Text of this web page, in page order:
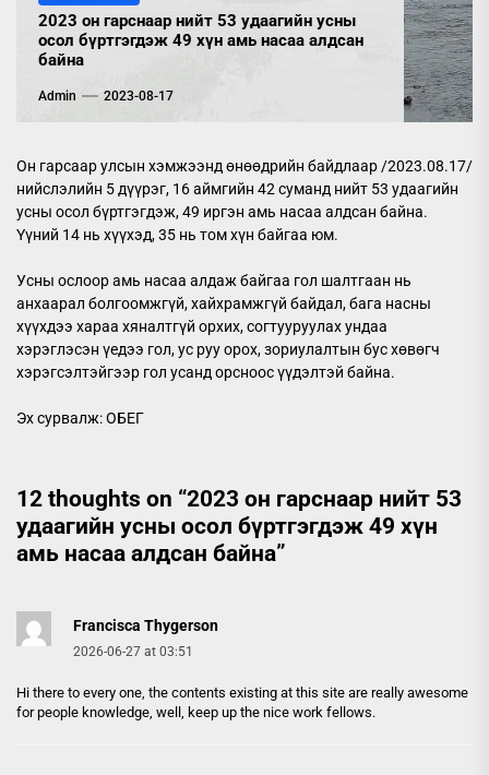
2023 он гарснаар нийт 53 удаагийн усны
осол бүртгэгдэж 49 хүн амь насаа алдсан
байна
Admin 2023-08-17
Он гарсаар улсын хэмжээнд өнөөдрийн байдлаар /2023.08.17/
нийслэлийн 5 дүүрэг, 16 аймгийн 42 суманд нийт 53 удаагийн
усны осол бүртгэгдэж, 49 иргэн амь насаа алдсан байна.
Үүний 14 нь хүүхэд, 35 нь том хүн байгаа юм.
Усны ослоор амь насаа алдаж байгаа гол шалтгаан нь
анхаарал болгоомжгүй, хайхрамжгүй байдал, бага насны
хүүхдээ хараа хяналтгүй орхих, согтууруулах ундаа
хэрэглэсэн үедээ гол, ус руу орох, зориулалтын бус хөвөгч
хэрэгсэлтэйгээр гол усанд орсноос үүдэлтэй байна.
Эх сурвалж: ОБЕГ
12 thoughts on “2023 он гарснаар нийт 53
удаагийн усны осол бүртгэгдэж 49 хүн
амь насаа алдсан байна”
Francisca Thygerson
2026-06-27 at 03:51
Hi there to every one, the contents existing at this site are really awesome
for people knowledge, well, keep up the nice work fellows.